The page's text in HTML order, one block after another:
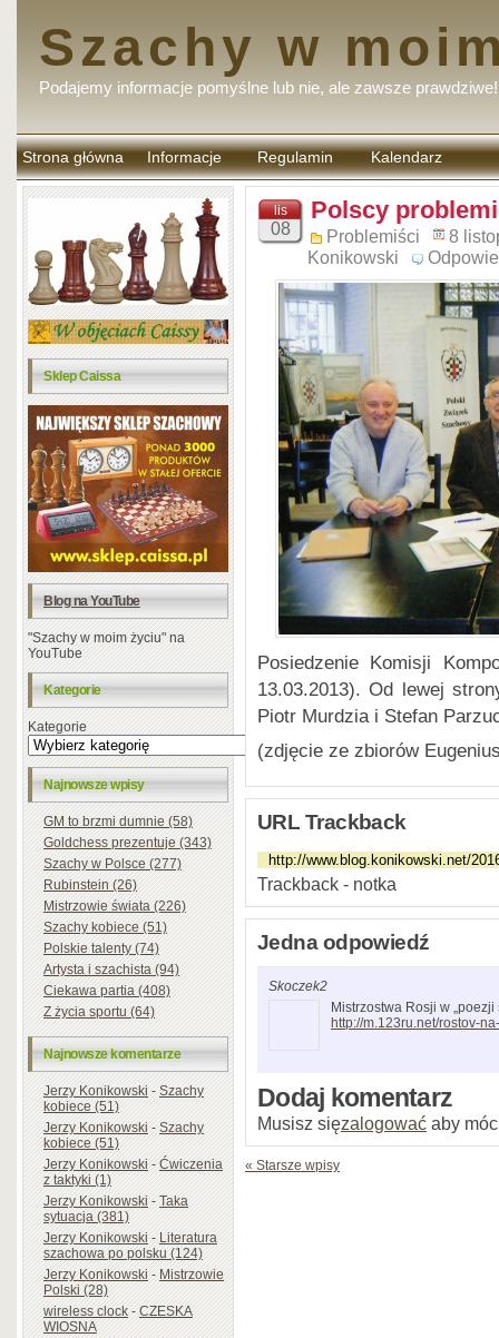
Szachy w
Podajemy informacje pomyślne lub nie, ale zawsze prawdziwe!
Strona główna Informacje Regulamin
komentarzy
Kalendarz
Sklep Caissa
Blog na YouTube
"Szachy w moim życiu" na
YouTube
Kategorie
Kategorie
Najnowsze wpisy
GM to brzmi dumnie (58)
Goldchess prezentuje (343)
Szachy w Polsce (277)
Rubinstein (26)
Mistrzowie świata (226)
Szachy kobiece (51)
Polskie talenty (74)
Artysta i szachista (94)
Ciekawa partia (408)
Z życia sportu (64)
Najnowsze komentarze
Jerzy Konikowski-Szachy
kobiece (51)
Jerzy Konikowski-Szachy
kobiece (51)
Jerzy Konikowski-Ćwiczenia
z taktyki (1)
Jerzy Konikowski-Taka
sytuacja (381)
Jerzy Konikowski-Literatura
szachowa po polsku (124)
Jerzy Konikowski-Mistrzowie
Polski (28)
wireless clock-CZESKA
WIOSNA
lis
08
Polscy
Problemiści
8
Konikowski
Posiedzenie Komisji
13.03.2013). Od lewej
Piotr Murdzia i Stefan
(zdjęcie ze zbiorów
URL Trackback
Trackback - notka
Jedna odpowiedź
Skoczek2
Mistrzostwa Rosji w
http://m.123ru.net/rostov-
Dodaj komentarz
Musisz sięzalogować aby
« Starsze wpisy